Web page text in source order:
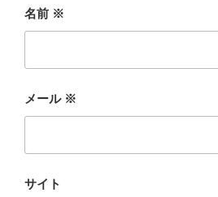
名前 ※
メール ※
サイト